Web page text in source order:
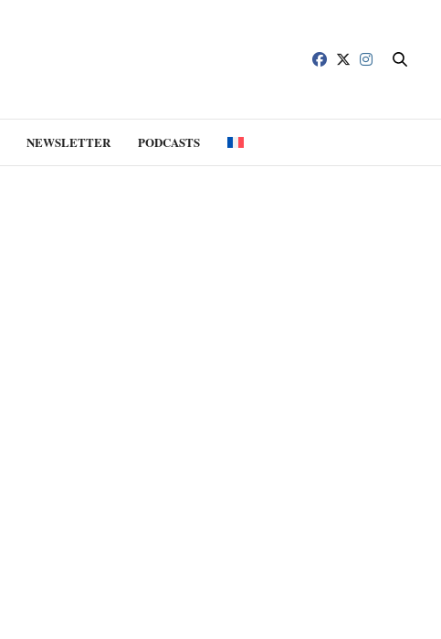
NEWSLETTER PODCASTS